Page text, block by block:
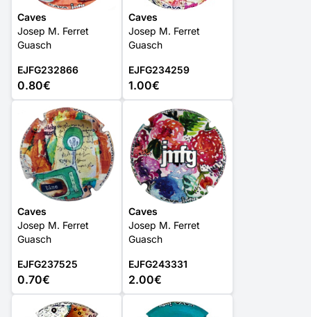
Caves
Josep M. Ferret
Guasch
EJFG232866
0.80€
Caves
Josep M. Ferret
Guasch
EJFG234259
1.00€
Caves
Josep M. Ferret
Guasch
EJFG237525
0.70€
Caves
Josep M. Ferret
Guasch
EJFG243331
2.00€